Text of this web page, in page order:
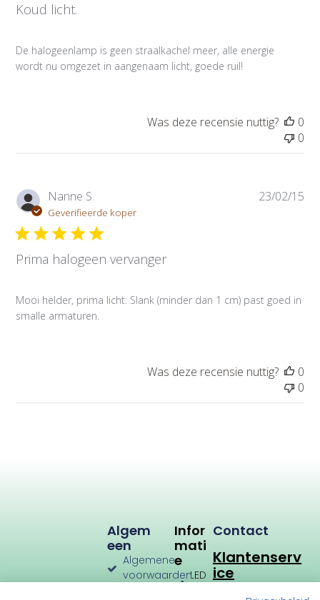
Koud licht.
De halogeenlamp is geen straalkachel meer, alle energie
wordt nu omgezet in aangenaam licht, goede ruil!
a
t
Was deze recensie nuttig?
0
0
Nanne S.
Geverifieerde koper
Prima halogeen vervanger
Mooi helder, prima licht. Slank (minder dan 1 cm) past goed in
smalle armaturen.
P
a
t
23/02/15
Was deze recensie nuttig?
0
0
Infor
Mati
E
LED
Algem
Een
Algemene
voorwaarden
Contact
Klantenserv
ice